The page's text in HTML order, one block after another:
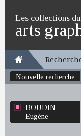
Les collections
arts
Nouvelle recherche
BOUDIN
Eugène